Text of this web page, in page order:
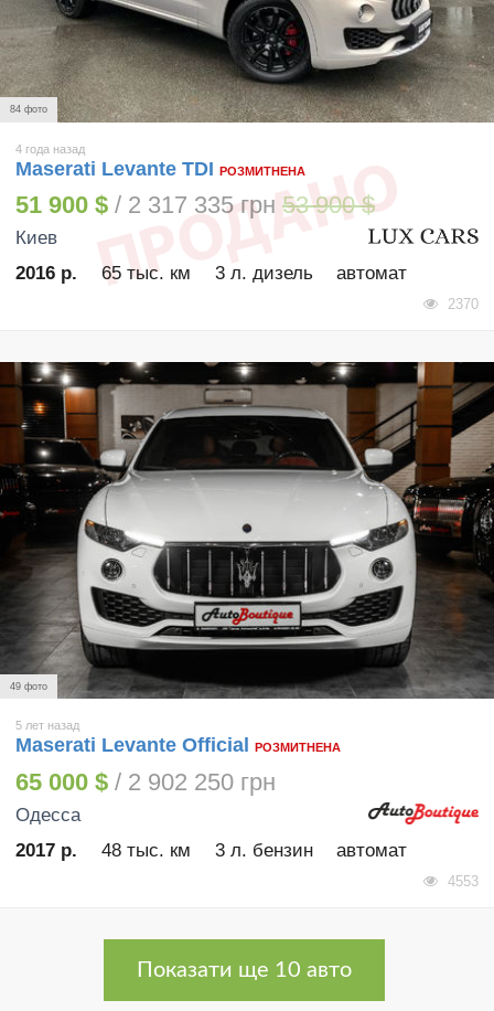
84 фото
4 года назад
Maserati Levante TDI РОЗМИТНЕНА
51 900 $ / 2 317 335 грн 53 900 $
Киев
2016 р.
65 тыс. км 3 л. дизель автомат
2370
49 фото
5 лет назад
Maserati Levante Official РОЗМИТНЕНА
65 000 $ / 2 902 250 грн
Одесса
2017 р.
48 тыс. км 3 л. бензин автомат
4553
Показати ще 10 авто